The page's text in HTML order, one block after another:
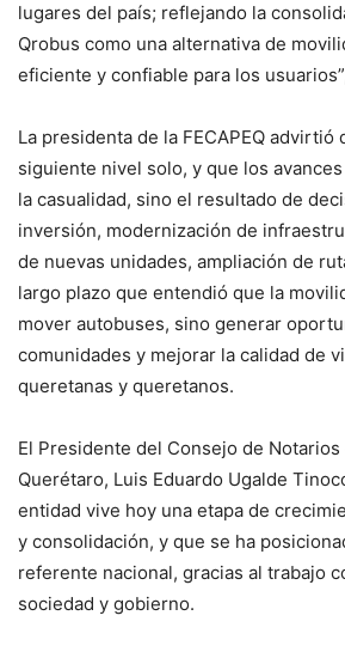
lugares del país; reflejando la
Qrobus como una alternativa de
eficiente y confiable para los
La presidenta de la FECAPEQ advirtió
siguiente nivel solo, y que los
la casualidad, sino el resultado de
inversión, modernización de
de nuevas unidades, ampliación de
largo plazo que entendió que la
mover autobuses, sino generar
comunidades y mejorar la calidad de
queretanas y queretanos.
El Presidente del Consejo de Notarios
Querétaro, Luis Eduardo Ugalde
entidad vive hoy una etapa de
y consolidación, y que se ha
referente nacional, gracias al trabajo
sociedad y gobierno.